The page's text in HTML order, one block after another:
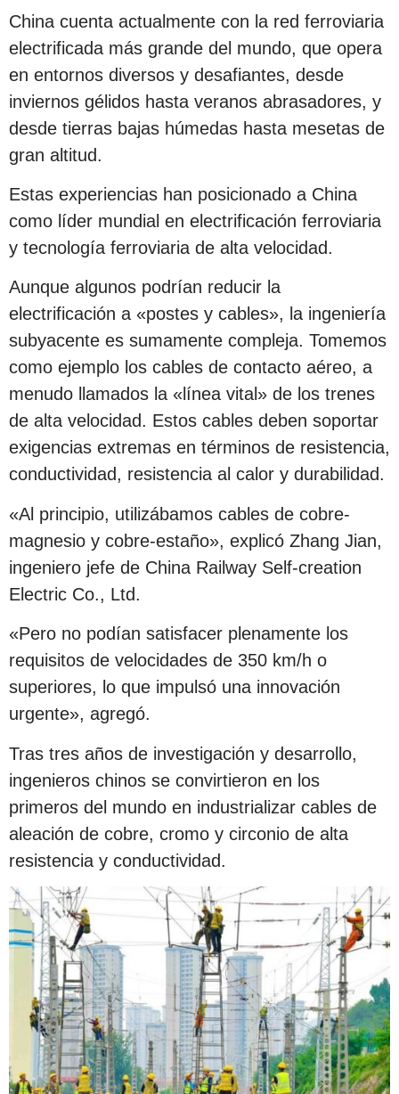
China cuenta actualmente con la red ferroviaria
electrificada más grande del mundo, que opera
en entornos diversos y desafiantes, desde
inviernos gélidos hasta veranos abrasadores, y
desde tierras bajas húmedas hasta mesetas de
gran altitud.
Estas experiencias han posicionado a China
como líder mundial en electrificación ferroviaria
y tecnología ferroviaria de alta velocidad.
Aunque algunos podrían reducir la
electrificación a «postes y cables», la ingeniería
subyacente es sumamente compleja. Tomemos
como ejemplo los cables de contacto aéreo, a
menudo llamados la «línea vital» de los trenes
de alta velocidad. Estos cables deben soportar
exigencias extremas en términos de resistencia,
conductividad, resistencia al calor y durabilidad.
«Al principio, utilizábamos cables de cobre-
magnesio y cobre-estaño», explicó Zhang Jian,
ingeniero jefe de China Railway Self-creation
Electric Co., Ltd.
«Pero no podían satisfacer plenamente los
requisitos de velocidades de 350 km/h o
superiores, lo que impulsó una innovación
urgente», agregó.
Tras tres años de investigación y desarrollo,
ingenieros chinos se convirtieron en los
primeros del mundo en industrializar cables de
aleación de cobre, cromo y circonio de alta
resistencia y conductividad.